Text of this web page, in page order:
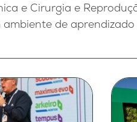
e Cirurgia e
ambiente de